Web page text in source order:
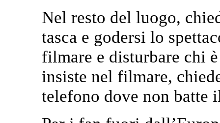
Nel resto del luogo,
tasca e godersi lo
filmare e disturbare chi
insiste nel filmare,
telefono dove non batte